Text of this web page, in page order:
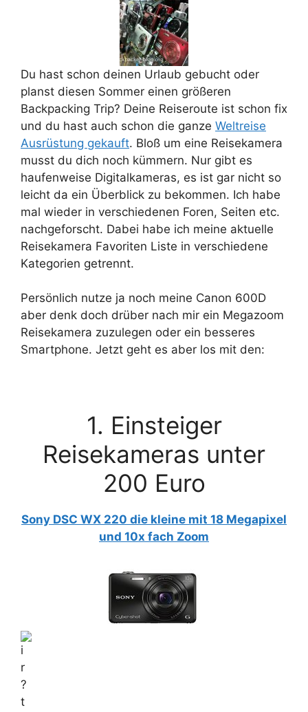
Du hast schon deinen Urlaub gebucht oder
planst diesen Sommer einen größeren
Backpacking Trip? Deine Reiseroute ist schon fix
und du hast auch schon die ganze Weltreise
Ausrüstung gekauft. Bloß um eine Reisekamera
musst du dich noch kümmern. Nur gibt es
haufenweise Digitalkameras, es ist gar nicht so
leicht da ein Überblick zu bekommen. Ich habe
mal wieder in verschiedenen Foren, Seiten etc.
nachgeforscht. Dabei habe ich meine aktuelle
Reisekamera Favoriten Liste in verschiedene
Kategorien getrennt.
Persönlich nutze ja noch meine Canon 600D
aber denk doch drüber nach mir ein Megazoom
Reisekamera zuzulegen oder ein besseres
Smartphone. Jetzt geht es aber los mit den:
1. Einsteiger
Reisekameras unter
200 Euro
Sony DSC WX 220 die kleine mit 18 Megapixel
und 10x fach Zoom